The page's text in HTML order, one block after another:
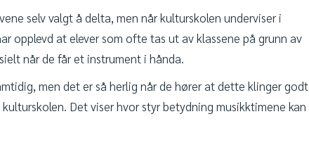
selv valgt å delta, men når kulturskolen underviser i
opplevd at elever som ofte tas ut av klassene på grunn av
når de får et instrument i hånda.
men det er så herlig når de hører at dette klinger godt
Det viser hvor styr betydning musikktimene kan